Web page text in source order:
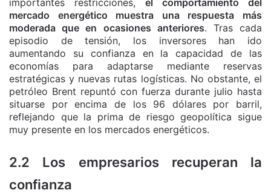
mercado energético muestra una respuesta más
moderada que en ocasiones anteriores. Tras cada
episodio de tensión, los inversores han ido
aumentando su confianza en la capacidad de las
economías para adaptarse mediante reservas
estratégicas y nuevas rutas logísticas. No obstante, el
petróleo Brent repuntó con fuerza durante julio hasta
situarse por encima de los 96 dólares por barril,
reflejando que la prima de riesgo geopolítica sigue
muy presente en los mercados energéticos.
2.2 Los empresarios recuperan la
confianza